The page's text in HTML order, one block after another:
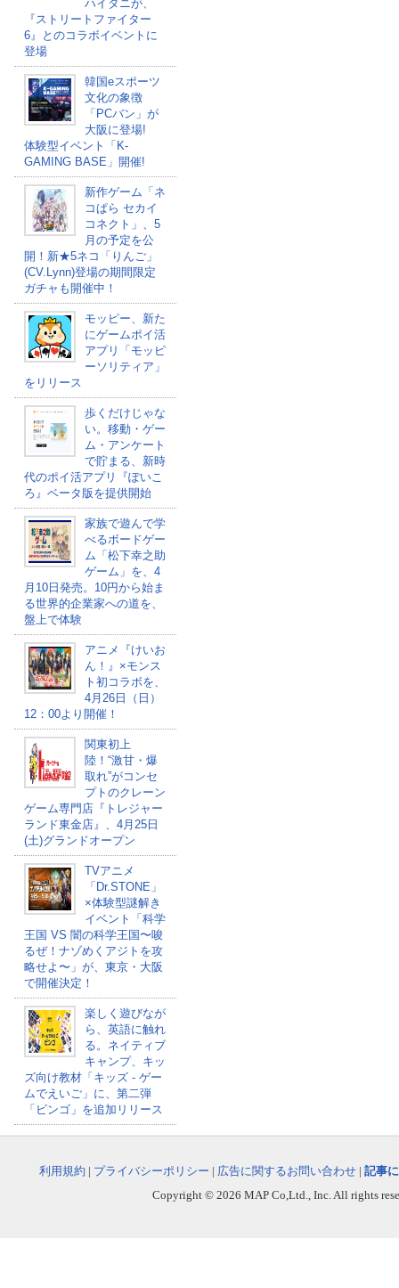
ハイタニが、
『ストリートファイター
6』とのコラボイベントに
登場
韓国eスポーツ
文化の象徴
「PCバン」が
大阪に登場!
体験型イベント「K-
GAMING BASE」開催!
新作ゲーム「ネ
コぱら セカイ
コネクト」、5
月の予定を公
開！新★5ネコ「りんご」
(CV.Lynn)登場の期間限定
ガチャも開催中！
モッピー、新た
にゲームポイ活
アプリ「モッピ
ーソリティア」
をリリース
歩くだけじゃな
い。移動・ゲー
ム・アンケート
で貯まる、新時
代のポイ活アプリ『ぽいこ
ろ』ベータ版を提供開始
家族で遊んで学
べるボードゲー
ム「松下幸之助
ゲーム」を、4
月10日発売。10円から始ま
る世界的企業家への道を、
盤上で体験
アニメ『けいお
ん！』×モンス
ト初コラボを、
4月26日（日）
12：00より開催！
関東初上
陸！“激甘・爆
取れ”がコンセ
プトのクレーン
ゲーム専門店『トレジャー
ランド東金店』、4月25日
(土)グランドオープン
TVアニメ
「Dr.STONE」
×体験型謎解き
イベント「科学
王国 VS 闇の科学王国〜唆
るぜ！ナゾめくアジトを攻
略せよ〜」が、東京・大阪
で開催決定！
楽しく遊びなが
ら、英語に触れ
る。ネイティブ
キャンプ、キッ
ズ向け教材「キッズ - ゲー
ムでえいご」に、第二弾
「ビンゴ」を追加リリース
利用規約 | プライバシーポリシー | 広告に関するお問い合わせ | 記事
Copyright © 2026 MAP Co,Ltd., Inc. All rights